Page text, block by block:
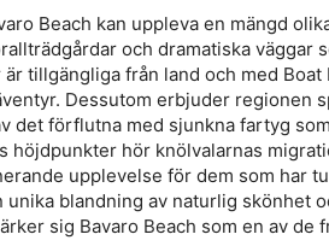
Beach kan uppleva en mängd
och dramatiska väggar
är tillgängliga från land och med
Dessutom erbjuder regionen
det förflutna med sjunkna fartyg
höjdpunkter hör knölvalarnas
upplevelse för dem som har
unika blandning av naturlig skönhet
sig Bavaro Beach som en av de